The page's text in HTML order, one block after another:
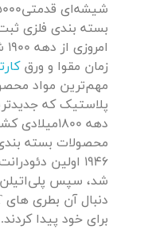
بسته بندی فلزی
زمان مقوا و ورق
مهم‌ترین مواد
پلاستیک که
دهه
محصولات بسته
1946 اولین
برای خود پیدا کردند.